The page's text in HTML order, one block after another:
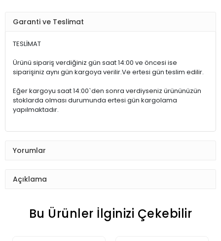
Garanti ve Teslimat
TESLİMAT
Ürünü sipariş verdiğiniz gün saat 14:00 ve öncesi ise
siparişiniz aynı gün kargoya verilir.Ve ertesi gün teslim edilir.
Eğer kargoyu saat 14:00`den sonra verdiyseniz ürününüzün
stoklarda olması durumunda ertesi gün kargolama
yapılmaktadır.
Yorumlar
Açıklama
Bu Ürünler İlginizi Çekebilir